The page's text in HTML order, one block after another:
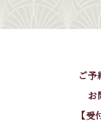
ご予
お
【